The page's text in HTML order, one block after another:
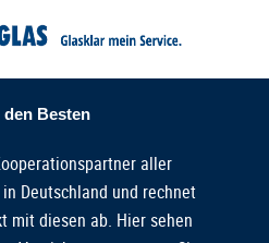
Besten
aller
Deutschland und rechnet
mit diesen ab. Hier sehen